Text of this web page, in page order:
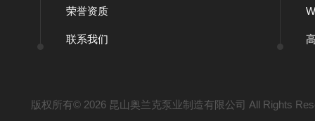
荣誉资质
联系我们
版权所有© 2026 昆山奥兰克泵业制造有限公司 All Rights